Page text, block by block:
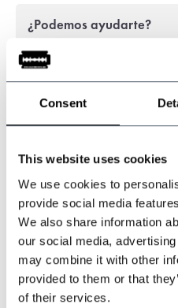
Consent
This website uses cookies
We use cookies to
provide social media
We also share information
our social media,
may combine it with other
provided to them or that
of their services.
¿Podemos ayudarte?
+31 528233787
sales@shelbybrothers.com
509customers give us a
Compartir este producto